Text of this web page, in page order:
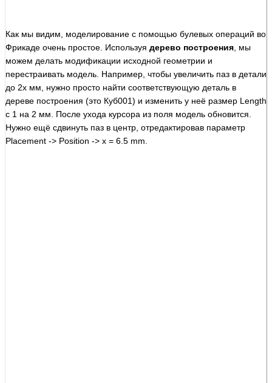
Как мы видим, моделирование с помощью булевых операций во
Фрикаде очень простое. Используя дерево построения, мы
можем делать модификации исходной геометрии и
перестраивать модель. Например, чтобы увеличить паз в детали
до 2х мм, нужно просто найти соответствующую деталь в
дереве построения (это Куб001) и изменить у неё размер Length
с 1 на 2 мм. После ухода курсора из поля модель обновится.
Нужно ещё сдвинуть паз в центр, отредактировав параметр
Placement -> Position -> x = 6.5 mm.